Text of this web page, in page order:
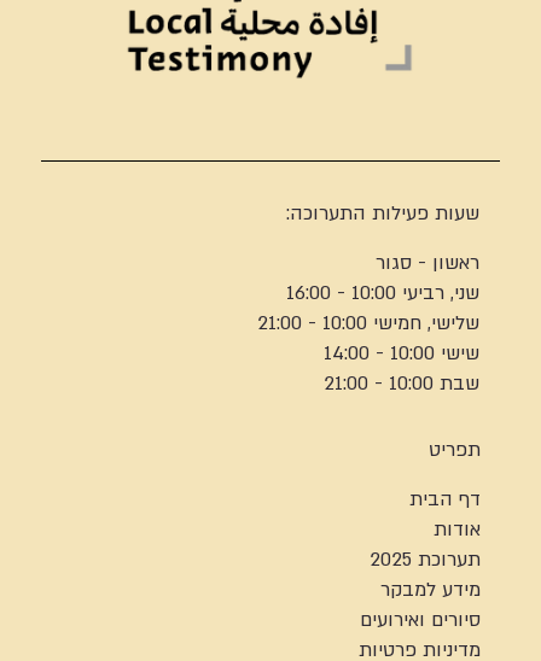
שעות פעילות התערוכה:
ראשון - סגור
שני, רביעי 10:00 - 16:00
שלישי, חמישי 10:00 - 21:00
שישי 10:00 - 14:00
שבת 10:00 - 21:00
תפריט
דף הבית
אודות
תערוכת 2025
מידע למבקר
סיורים ואירועים
מדיניות פרטיות